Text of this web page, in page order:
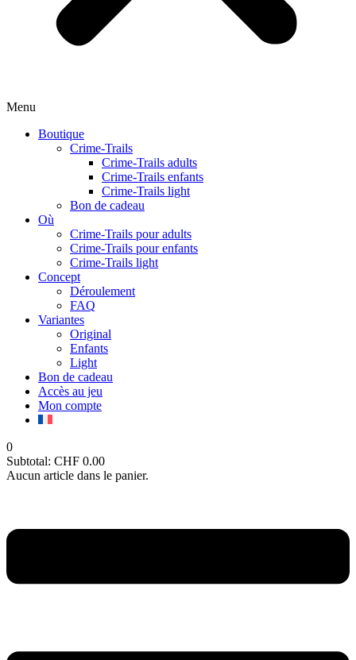
Menu
Boutique
Crime-Trails
Crime-Trails adults
Crime-Trails enfants
Crime-Trails light
Bon de cadeau
Où
Crime-Trails pour adults
Crime-Trails pour enfants
Crime-Trails light
Concept
Déroulement
FAQ
Variantes
Original
Enfants
Light
Bon de cadeau
Accès au jeu
Mon compte
0
Subtotal: CHF 0.00
Aucun article dans le panier.